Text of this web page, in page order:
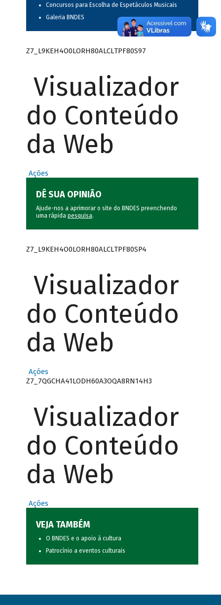
Concursos para Escolha de Espetáculos Musicais
Galeria BNDES
Z7_L9KEH4O0LORH80ALCLTPF80S97
Visualizador
do Conteúdo
da Web
Ações
DÊ SUA OPINIÃO
Ajude-nos a aprimorar o site do BNDES preenchendo
uma rápida pesquisa.
Z7_L9KEH4O0LORH80ALCLTPF80SP4
Visualizador
do Conteúdo
da Web
Ações
Z7_7QGCHA41LODH60A3OQA8RN14H3
Visualizador
do Conteúdo
da Web
Ações
VEJA TAMBÉM
O BNDES e o apoio à cultura
Patrocínio a eventos culturais